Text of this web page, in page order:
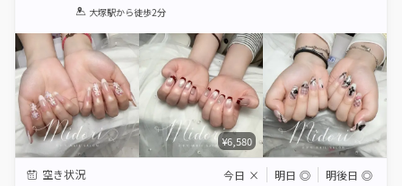
1 2 3 4 5
大塚駅から徒歩2分
¥6,580
空き状況 今日 × 明日 ◎ 明後日 ◎